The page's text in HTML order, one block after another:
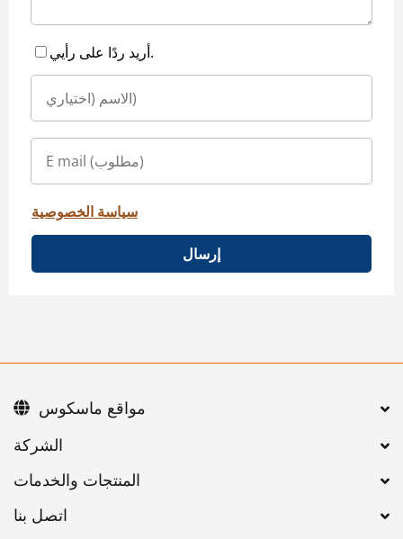
أريد ردًا على رأيي.
سياسة الخصوصية
إرسال
اتصل بنا
مواقع ماسكوس